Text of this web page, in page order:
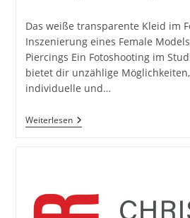
Das weiße transparente Kleid im
Inszenierung eines Female
Piercings Ein Fotoshooting im
bietet dir unzählige
individuelle und…
WeiterlesenDas
Weiße
Lisa
Tattoo